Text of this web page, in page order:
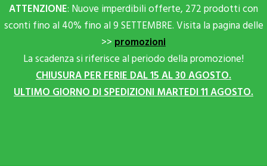
ATTENZIONE: Nuove imperdibili offerte, 272 prodotti con
sconti fino al 40% fino al 9 SETTEMBRE. Visita la pagina delle
>> promozioni
La scadenza si riferisce al periodo della promozione!
CHIUSURA PER FERIE DAL 15 AL 30 AGOSTO.
ULTIMO GIORNO DI SPEDIZIONI MARTEDI 11 AGOSTO.